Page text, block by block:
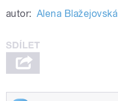
autor: Alena Blažejovská